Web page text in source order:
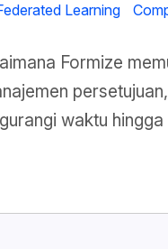
Learning
Formize
waktu